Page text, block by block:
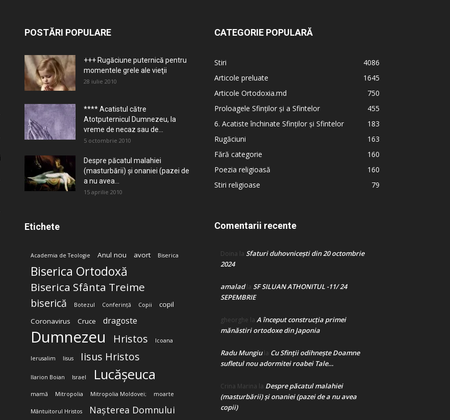
POSTĂRI POPULARE
+++ Rugăciune puternică pentru
momentele grele ale vieţii
28 iulie 2010
**** Acatistul către
Atotputernicul Dumnezeu, la
vreme de necaz sau de...
5 octombrie 2010
Despre păcatul malahiei
(masturbării) şi onaniei (pazei de
a nu avea...
15 aprilie 2010
Etichete
Academia de Teologie Anul nou avort Biserica
Biserica Ortodoxă
Biserica Sfânta Treime
biserică Botezul Conferință Copii
copil
Coronavirus
Cruce dragoste
Dumnezeu Hristos Icoana
Ierusalim Iisus Iisus Hristos
Ilarion Boian Israel Lucășeuca
mamă Mitropolia Mitropolia Moldovei; moarte
Mântuitorul Hristos Nașterea Domnului
CATEGORIE POPULARĂ
Stiri
4086
Articole preluate
1645
Articole Ortodoxia.md
750
Proloagele Sfinților și a Sfintelor
455
6. Acatiste închinate Sfinților și Sfintelor
183
Rugăciuni
163
Fără categorie
160
Poezia religioasă
160
Stiri religioase
79
Comentarii recente
Doina la Sfaturi duhovnicești din 20 octombrie
2024
amaladla SF SILUAN ATHONITUL -11/ 24
SEPEMBRIE
gheorghe la A început construcţia primei
mănăstiri ortodoxe din Japonia
Radu Mungiula Cu Sfinții odihnește Doamne
sufletul nou adormitei roabei Tale…
Crina Marina la Despre păcatul malahiei
(masturbării) şi onaniei (pazei de a nu avea
copii)